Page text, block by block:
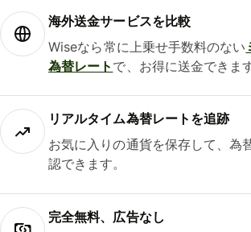
海外送金サービスを比較
Wiseなら常に上乗せ手数料のない
為替レート で、お得に送金できます
リアルタイム為替レートを追跡
お気に入りの通貨を保存して、為
認できます。
完全無料、広告なし